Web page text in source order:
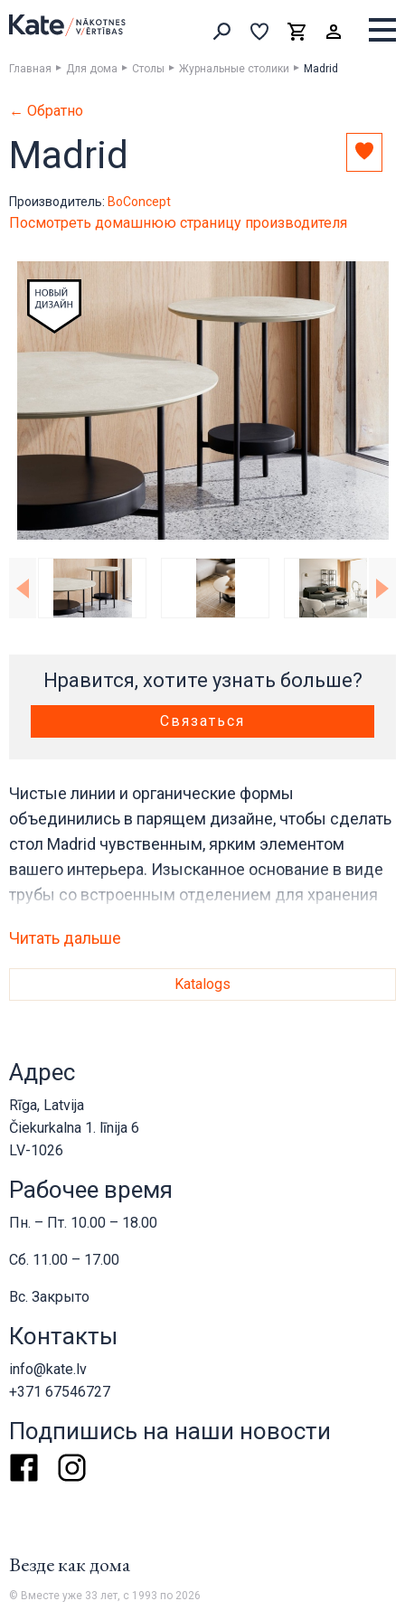
Искать товары
ВыборкаКорзинаВыборка
Главная Для дома Столы Журнальные столики Madrid
← Обратно
Madrid
Производитель: BoConcept
Посмотреть домашнюю страницу производителя
Нравится, хотите узнать больше?
Связаться
Чистые линии и органические формы
объединились в парящем дизайне, чтобы сделать
стол Madrid чувственным, ярким элементом
вашего интерьера. Изысканное основание в виде
трубы со встроенным отделением для хранения
дизайна.
Читать дальше
Katalogs
Адрес
Rīga, Latvija
Čiekurkalna 1. līnija 6
LV-1026
Рабочее время
Пн. – Пт. 10.00 – 18.00
Сб. 11.00 – 17.00
Вс. Закрыто
Контакты
info@kate.lv
+371 67546727
Подпишись на наши новости
FacebookInstagram
Везде как дома
© Вместе уже 33 лет, с 1993 по 2026